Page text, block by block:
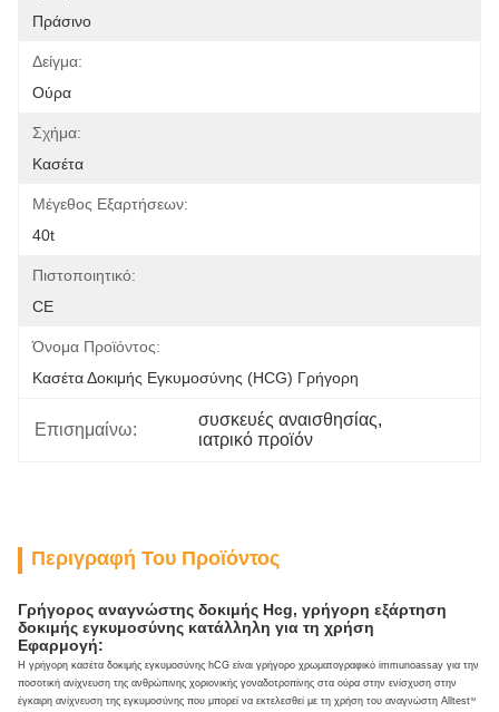
Πράσινο
Δείγμα:
Ούρα
Σχήμα:
Κασέτα
Μέγεθος Εξαρτήσεων:
40t
Πιστοποιητικό:
CE
Όνομα Προϊόντος:
Κασέτα Δοκιμής Εγκυμοσύνης (hCG) Γρήγορη
Επισημαίνω:
συσκευές αναισθησίας,
ιατρικό προϊόν
Περιγραφή Του Προϊόντος
Γρήγορος αναγνώστης δοκιμής Hcg, γρήγορη εξάρτηση
δοκιμής εγκυμοσύνης κατάλληλη για τη χρήση
Εφαρμογή:
Η γρήγορη κασέτα δοκιμής εγκυμοσύνης hCG είναι γρήγορο χρωματογραφικό immunoassay για την
ποσοτική ανίχνευση της ανθρώπινης χοριονικής γοναδοτροπίνης στα ούρα στην ενίσχυση στην
έγκαιρη ανίχνευση της εγκυμοσύνης που μπορεί να εκτελεσθεί με τη χρήση του αναγνώστη AlltestTM